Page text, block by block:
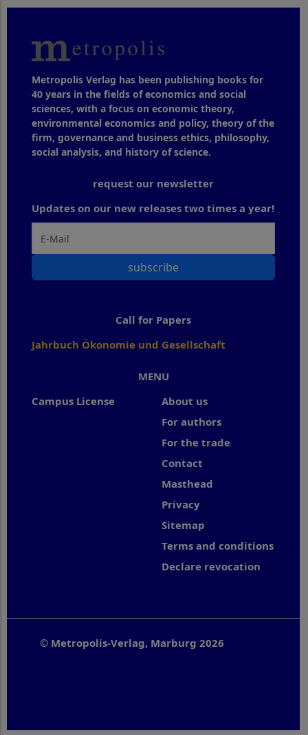
Metropolis Verlag has been publishing books for
40 years in the fields of economics and social
sciences, with a focus on economic theory,
environmental economics and policy, theory of the
firm, governance and business ethics, philosophy,
social analysis, and history of science.
MENU
Campus License
About us
For authors
For the trade
Contact
Masthead
Privacy
Sitemap
Terms and conditions
Declare revocation
request our newsletter
Updates on our new releases two times a year!
subscribe
Call for Papers
Jahrbuch Ökonomie und Gesellschaft
© Metropolis-Verlag, Marburg 2026